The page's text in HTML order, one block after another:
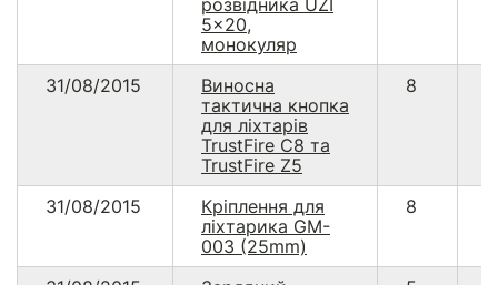
розвідника UZI
5x20,
монокуляр
31/08/2015
Виносна
тактична кнопка
для ліхтарів
TrustFire C8 та
TrustFire Z5
8
31/08/2015
Кріплення для
ліхтарика GM-
003 (25mm)
8